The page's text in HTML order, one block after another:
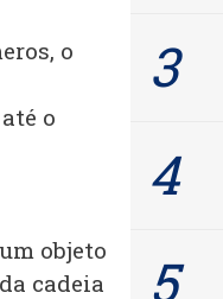
o
o
objeto
cadeia